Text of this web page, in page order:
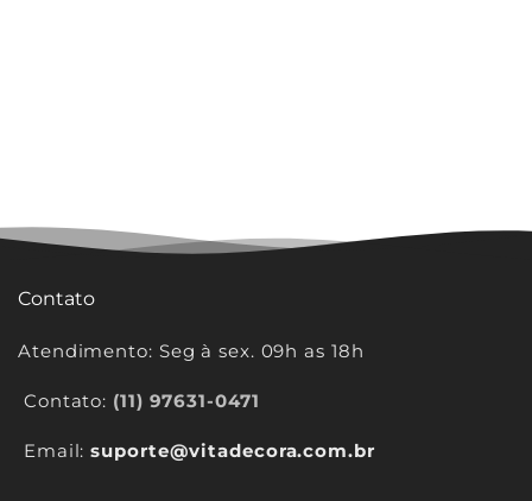
Contato
Atendimento: Seg à sex. 09h as 18h
Contato: (11) 97631-0471
Email:suporte@vitadecora.com.br